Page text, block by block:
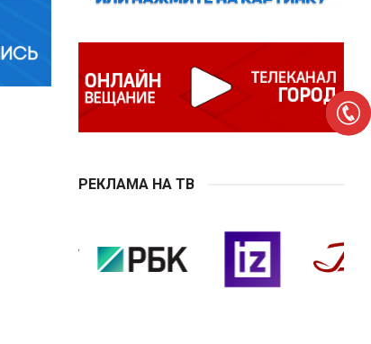
РЕКЛАМА НА ТВ